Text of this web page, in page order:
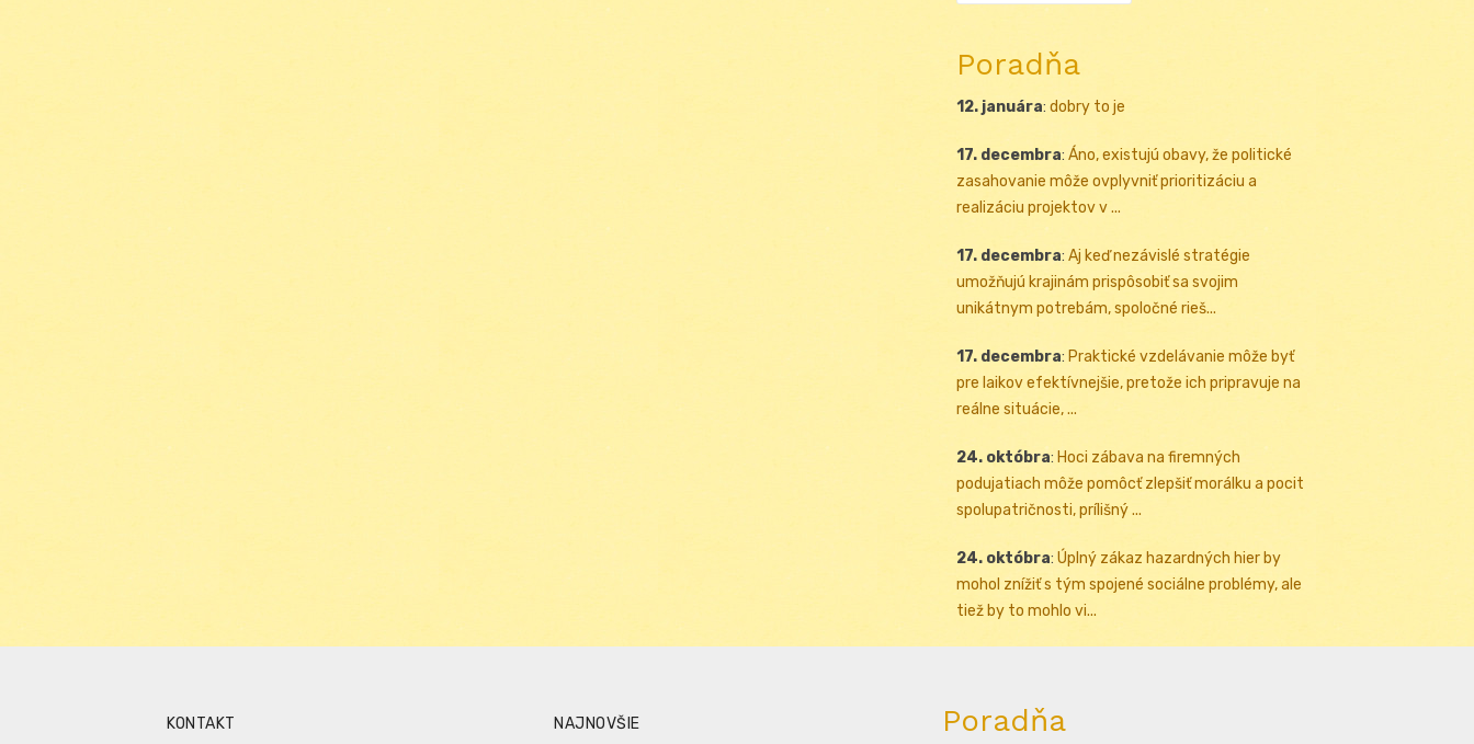
Poradňa
12. januára: dobry to je
17. decembra: Áno, existujú obavy, že politické
zasahovanie môže ovplyvniť prioritizáciu a
realizáciu projektov v ...
17. decembra: Aj keď nezávislé stratégie
umožňujú krajinám prispôsobiť sa svojim
unikátnym potrebám, spoločné rieš...
17. decembra: Praktické vzdelávanie môže byť
pre laikov efektívnejšie, pretože ich pripravuje na
reálne situácie, ...
24. októbra: Hoci zábava na firemných
podujatiach môže pomôcť zlepšiť morálku a pocit
spolupatričnosti, prílišný ...
24. októbra: Úplný zákaz hazardných hier by
mohol znížiť s tým spojené sociálne problémy, ale
tiež by to mohlo vi...
KONTAKT NAJNOVŠIE Poradňa